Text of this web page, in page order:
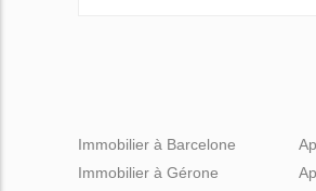
Immobilier à Barcelone
Immobilier à Gérone